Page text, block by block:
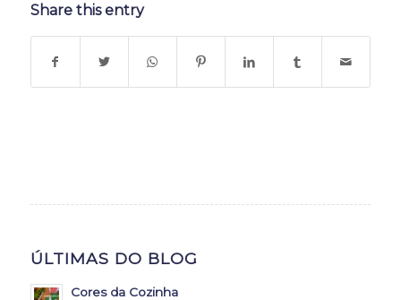
Share this entry
ÚLTIMAS DO BLOG
Cores da Cozinha